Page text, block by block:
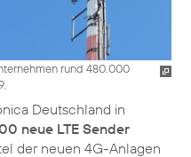
rund 480.000
Deutschland in
neue LTE Sender
der neuen 4G-Anlagen